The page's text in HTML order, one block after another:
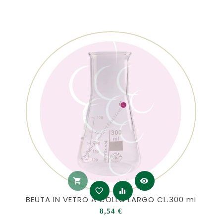
shopping_cart
favorite_border
equalizer
visibility
BEUTA IN VETRO A COLLO LARGO CL.300 ml
8,54 €